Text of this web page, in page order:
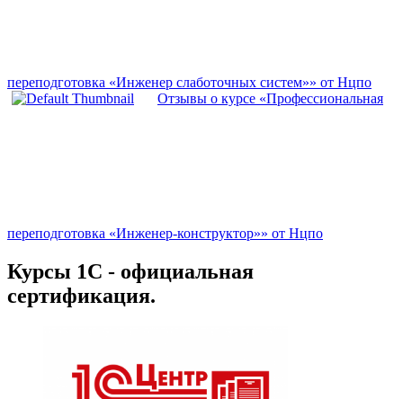
переподготовка «Инженер слаботочных систем»» от Нцпо
Отзывы о курсе «Профессиональная
переподготовка «Инженер-конструктор»» от Нцпо
Курсы 1С - официальная
сертификация.